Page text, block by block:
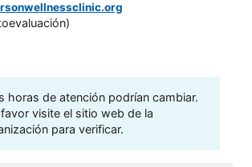
)
horas de atención podrían cambiar.
visite el sitio web de la
para verificar.